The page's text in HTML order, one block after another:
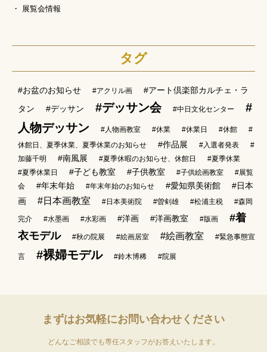
展覧会情報
タグ
#お盆のお知らせ #アクリル画
#アート倶楽部カルチェ・ラ
タン
#デッサン #デッサン会 #中日文化センター
#
人物デッサン
#人物画教室 #休業 #休業日 #休館
#
休館日、夏季休業、夏季休業のお知らせ
#作品展 #入選者発表
#
加藤千明
#南風展 #夏季休暇のお知らせ、休館日
#夏季休業
#夏季休業日
#子ども教室 #子供教室 #子供絵画教室
#展覧
会
#年末年始 #年末年始のお知らせ #愛知県美術館
#日本
画
#日本画教室 #日本美術院 #曽剣雄 #松浦主税 #森岡
完介 #水墨画 #水彩画 #洋画 #洋画教室 #版画
#着
衣モデル
#秋の院展 #絵画居室 #絵画教室 #緊急事態宣
言 #裸婦モデル #鈴木博稀 #院展
まずはお気軽にお問い合わせください
どんなご相談でも専任スタッフがお答えいたします。